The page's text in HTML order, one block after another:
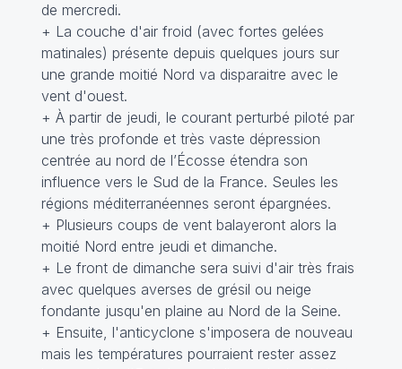
de mercredi.
+ La couche d'air froid (avec fortes gelées
matinales) présente depuis quelques jours sur
une grande moitié Nord va disparaitre avec le
vent d'ouest.
+ À partir de jeudi, le courant perturbé piloté par
une très profonde et très vaste dépression
centrée au nord de l’Écosse étendra son
influence vers le Sud de la France. Seules les
régions méditerranéennes seront épargnées.
+ Plusieurs coups de vent balayeront alors la
moitié Nord entre jeudi et dimanche.
+ Le front de dimanche sera suivi d'air très frais
avec quelques averses de grésil ou neige
fondante jusqu'en plaine au Nord de la Seine.
+ Ensuite, l'anticyclone s'imposera de nouveau
mais les températures pourraient rester assez